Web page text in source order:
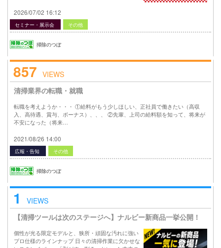
2026/07/02 16:12
セミナー・展示会 その他
掃除のつぼ
857 VIEWS
清掃業界の転職・就職
転職を考えようか・・・ ①給料がもう少しほしい、正社員で働きたい（高収
入、高待遇、賞与、ボーナス）、、、 ②先輩、上司の給料額を知って、将来が
不安になった（将来…
2021/08/26 14:00
広報・告知 その他
掃除のつぼ
1
VIEWS
【清掃ツールは次のステージへ】ナルビー新商品一挙公開！
個性が光る限定モデルと、狭所・頑固な汚れに強い
プロ仕様のラインナップ 日々の清掃作業に欠かせな